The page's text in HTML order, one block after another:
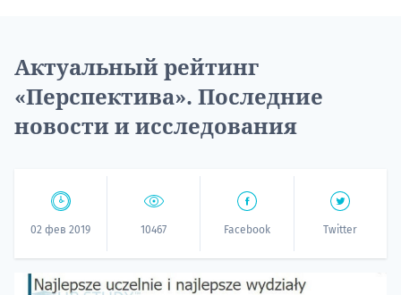
Актуальный рейтинг
«Перспектива». Последние
новости и исследования
02 фев 2019 10467 Facebook Twitter